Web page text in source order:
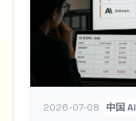
2026-07-08 中国 AI